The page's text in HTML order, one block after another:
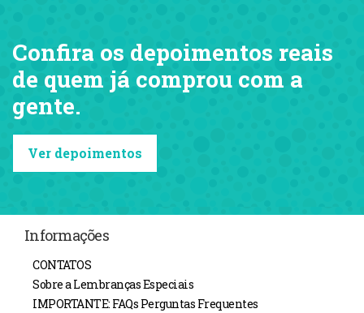
Confira os depoimentos reais
de quem já comprou com a
gente.
Ver depoimentos
Informações
CONTATOS
Sobre a Lembranças Especiais
IMPORTANTE: FAQs Perguntas Frequentes